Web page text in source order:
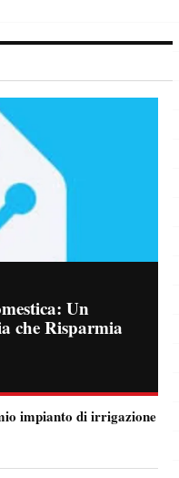
Un
che Risparmia
impianto di irrigazione